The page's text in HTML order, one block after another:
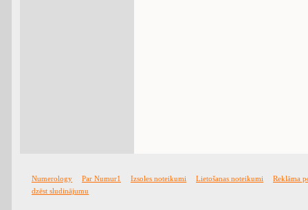
Numerology Par Numur1 Izsoles noteikumi Lietošanas noteikumi
Reklāma
dzēst sludinājumu